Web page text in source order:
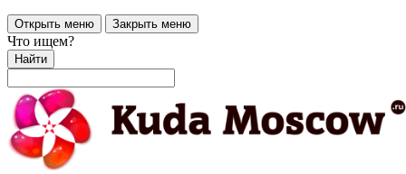
Открыть меню Закрыть меню
Что ищем?
Найти